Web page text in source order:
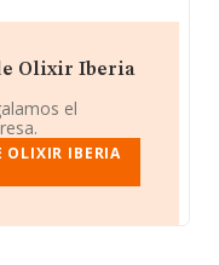
Olixir Iberia
el
OLIXIR IBERIA